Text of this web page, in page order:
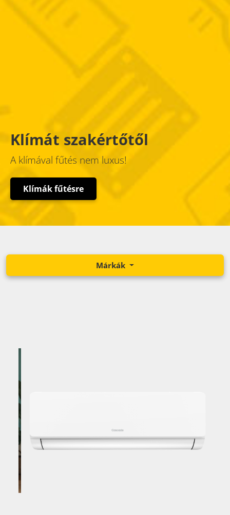
Klímát szakértőtől
A klímával fűtés nem luxus!
Klímák fűtésre
Márkák